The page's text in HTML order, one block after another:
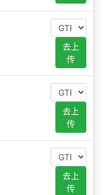
去上
传
去上
传
去上
传